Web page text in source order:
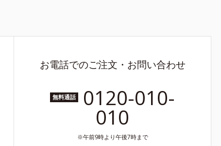
お電話でのご注文・お問い合わせ
無料通話 0120-010-
010
午前9時より午後7時まで